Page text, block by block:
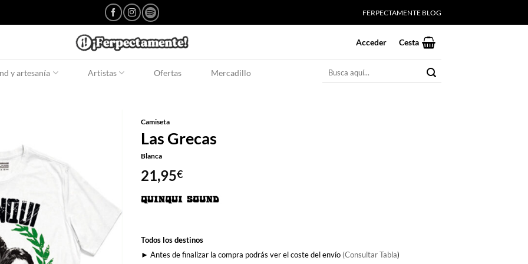
FERPECTAMENTE BLOG
Acceder Cesta
y artesanía Artistas Ofertas Mercadillo
Buscar
Camiseta
Las Grecas
Blanca
21,95€
Todos los destinos
► Antes de finalizar la compra podrás ver el coste del envío (Consultar Tabla)